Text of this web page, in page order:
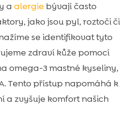
a alergie bývají často
jako jsou pyl, roztoči či
se identifikovat tyto
zdraví kůže pomocí
omega-3 mastné kyseliny,
Tento přístup napomáhá k
a zvyšuje komfort našich